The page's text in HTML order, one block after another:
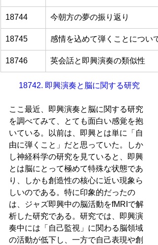
18744 今朝方の夢の振り返り
18745 感情を込めて弾くことについて
18746 英会話と即興演奏の類似性
18742. 即興演奏と脳に関する研究
ここ最近、即興演奏と脳に関する研究
を調べてみて、とても面白い感覚を抱
いている。以前は、即興とは単に「自
由に弾くこと」だと思っていた。しか
し神経科学の研究を見ていると、即興
とは脳にとって極めて特殊な状態であ
り、しかも創造性の核心に近い現象ら
しいのである。特に印象的だったの
は、ジャズ即興中の脳活動をfMRIで解
析した研究である。研究では、即興演
奏中には「自己監視」に関わる脳領域
の活動が低下し、一方で自己表現や創